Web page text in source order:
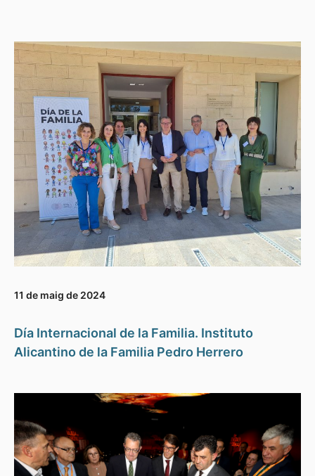
11 de maig de 2024
Día Internacional de la Familia. Instituto
Alicantino de la Familia Pedro Herrero